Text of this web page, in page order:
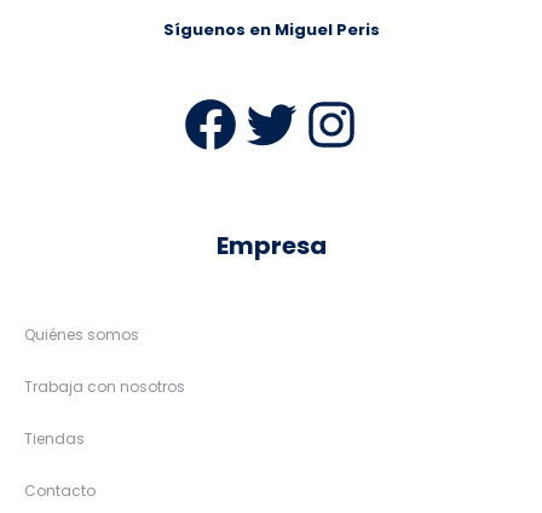
Síguenos en Miguel Peris
Facebook
Twitter
Empresa
Quiénes somos
Trabaja con nosotros
Tiendas
Contacto